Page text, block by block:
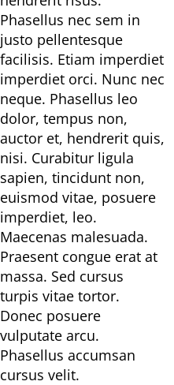
Phasellus nec sem in
justo pellentesque
facilisis. Etiam imperdiet
imperdiet orci. Nunc nec
neque. Phasellus leo
dolor, tempus non,
auctor et, hendrerit quis,
nisi. Curabitur ligula
sapien, tincidunt non,
euismod vitae, posuere
imperdiet, leo.
Maecenas malesuada.
Praesent congue erat at
massa. Sed cursus
turpis vitae tortor.
Donec posuere
vulputate arcu.
Phasellus accumsan
cursus velit.